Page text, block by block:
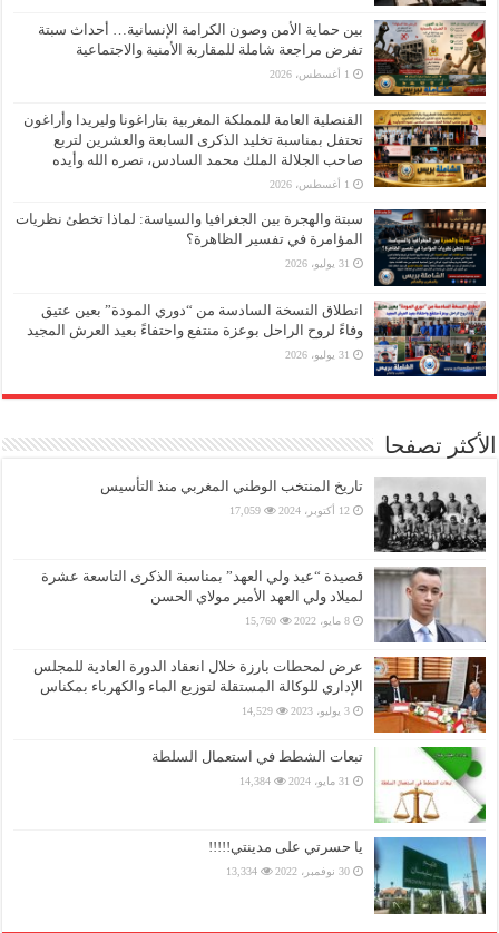
بين حماية الأمن وصون الكرامة الإنسانية… أحداث سبتة
تفرض مراجعة شاملة للمقاربة الأمنية والاجتماعية
1 أغسطس، 2026
القنصلية العامة للمملكة المغربية بتاراغونا وليريدا وأراغون
تحتفل بمناسبة تخليد الذكرى السابعة والعشرين لتربع
صاحب الجلالة الملك محمد السادس، نصره الله وأيده
1 أغسطس، 2026
سبتة والهجرة بين الجغرافيا والسياسة: لماذا تخطئ نظريات
المؤامرة في تفسير الظاهرة؟
31 يوليو، 2026
انطلاق النسخة السادسة من “دوري المودة” بعين عتيق
وفاءً لروح الراحل بوعزة منتفع واحتفاءً بعيد العرش المجيد
31 يوليو، 2026
الأكثر تصفحا
تاريخ المنتخب الوطني المغربي منذ التأسيس
12 أكتوبر، 2024 17,059
قصيدة “عيد ولي العهد” بمناسبة الذكرى التاسعة عشرة
لميلاد ولي العهد الأمير مولاي الحسن
8 مايو، 2022 15,760
عرض لمحطات بارزة خلال انعقاد الدورة العادية للمجلس
الإداري للوكالة المستقلة لتوزيع الماء والكهرباء بمكناس
3 يوليو، 2023 14,529
تبعات الشطط في استعمال السلطة
31 مايو، 2024 14,384
يا حسرتي على مدينتي!!!!!
30 نوفمبر، 2022 13,334